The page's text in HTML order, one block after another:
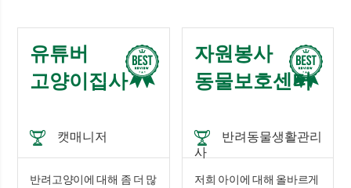
유튜버
고양이집사
캣매니저
반려고양이에 대해 좀 더 많
자원봉사
동물보호센터
반려동물생활관리
사
저희 아이에 대해 올바르게